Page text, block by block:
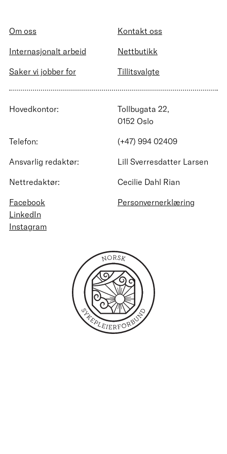
Om oss
Kontakt oss
Internasjonalt arbeid
Nettbutikk
Saker vi jobber for
Tillitsvalgte
Hovedkontor:
Tollbugata 22,
0152 Oslo
Telefon:
(+47) 994 02409
Ansvarlig redaktør:
Lill Sverresdatter Larsen
Nettredaktør:
Cecilie Dahl Rian
Facebook
LinkedIn
Instagram
Personvernerklæring